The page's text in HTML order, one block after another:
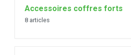
Accessoires coffres forts
8 articles